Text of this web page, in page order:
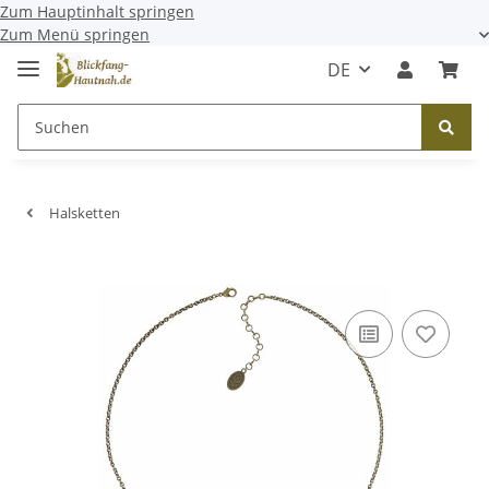
Zum Hauptinhalt springen
Zum Menü springen
DE
Halsketten